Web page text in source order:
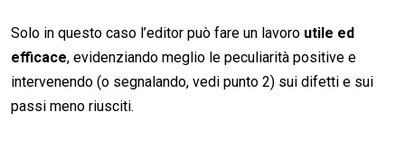
Solo in questo caso l’editor può fare un lavoro utile ed
efficace, evidenziando meglio le peculiarità positive e
intervenendo (o segnalando, vedi punto 2) sui difetti e sui
passi meno riusciti.